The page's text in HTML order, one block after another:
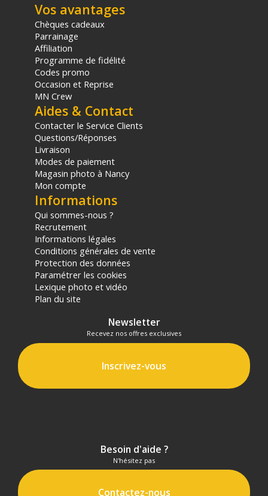
Vos avantages
Chèques cadeaux
Parrainage
Affiliation
Programme de fidélité
Codes promo
Occasion et Reprise
MN Crew
Aides & Contact
Contacter le Service Clients
Questions/Réponses
Livraison
Modes de paiement
Magasin photo à Nancy
Mon compte
Informations
Qui sommes-nous ?
Recrutement
Informations légales
Conditions générales de vente
Protection des données
Paramétrer les cookies
Lexique photo et vidéo
Plan du site
Newsletter
Recevez nos offres exclusives
Inscrivez-vous
Besoin d'aide ?
N'hésitez pas
Contactez-nous